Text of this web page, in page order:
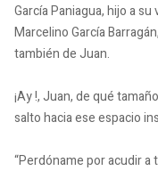
García Paniagua, hijo a
Marcelino García
también de Juan.
¡Ay !, Juan, de qué
salto hacia ese espacio
“Perdóname por acudir a